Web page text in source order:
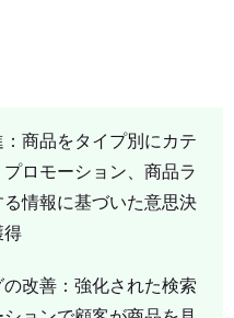
商品をタイプ別にカテ
ロモーション、商品ラ
情報に基づいた意思決
得
改善：強化された検索